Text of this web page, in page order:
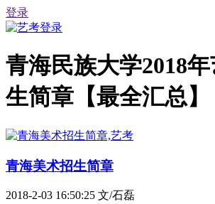
登录
青海民族大学2018
生简章【最全汇总】
青海美术招生简章
2018-2-03 16:50:25 文/石磊